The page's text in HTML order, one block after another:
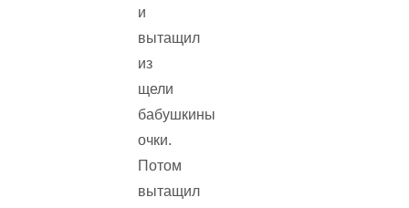
и
вытащил
из
щели
бабушкины
очки.
Потом
вытащил